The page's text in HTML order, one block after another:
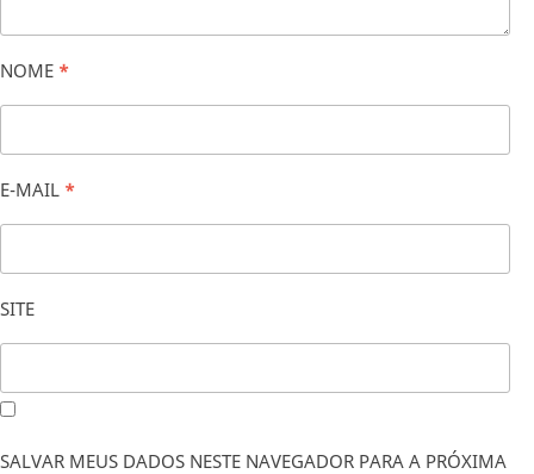
NOME *
E-MAIL *
SITE
SALVAR MEUS DADOS NESTE NAVEGADOR PARA A PRÓXIMA